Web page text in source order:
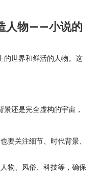
人物——小说的
的世界和鲜活的人物。这
还是完全虚构的宇宙，
要关注细节、时代背景、
物、风俗、科技等，确保